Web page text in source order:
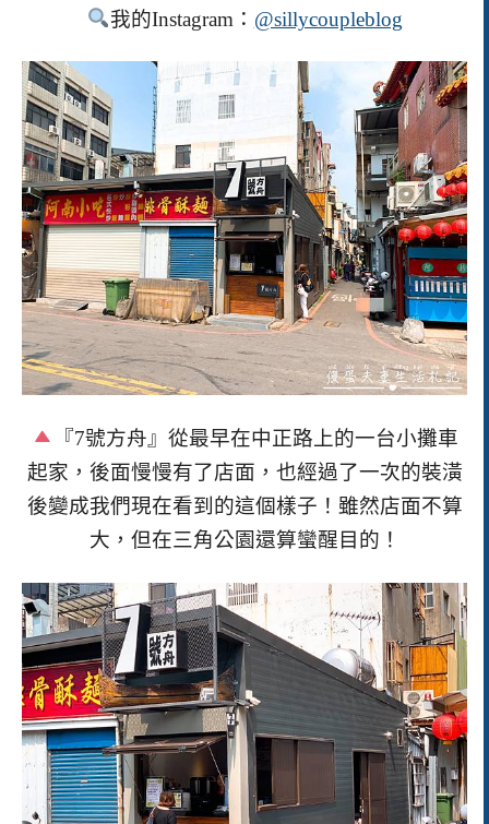
我的Instagram： @sillycoupleblog
『7號方舟』從最早在中正路上的一台小攤車
起家，後面慢慢有了店面，也經過了一次的裝潢
後變成我們現在看到的這個樣子！雖然店面不算
大，但在三角公園還算蠻醒目的！